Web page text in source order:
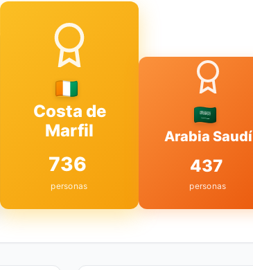
Costa de
Marfil
736
personas
Arabia Saudí
437
personas